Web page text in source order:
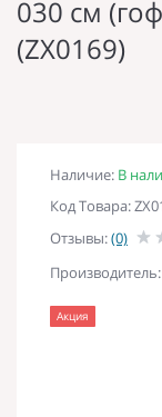
030 см
(ZX0169)
Наличие: В
Код Товара:
Отзывы:(0)
Производитель:
Акция